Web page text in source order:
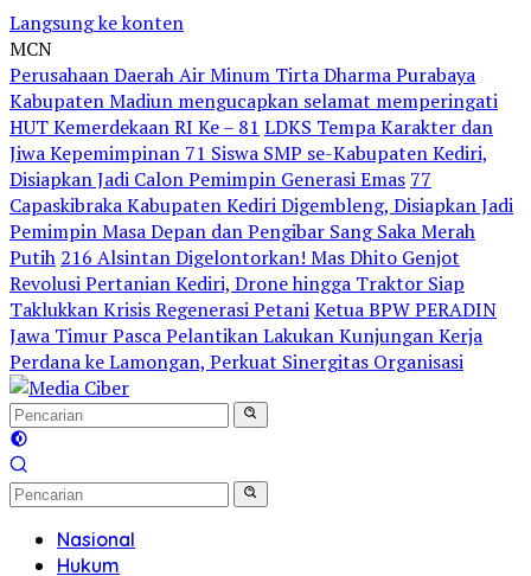
Langsung ke konten
MCN
Perusahaan Daerah Air Minum Tirta Dharma Purabaya
Kabupaten Madiun mengucapkan selamat memperingati
HUT Kemerdekaan RI Ke – 81 LDKS Tempa Karakter dan
Jiwa Kepemimpinan 71 Siswa SMP se-Kabupaten Kediri,
Disiapkan Jadi Calon Pemimpin Generasi Emas 77
Capaskibraka Kabupaten Kediri Digembleng, Disiapkan Jadi
Pemimpin Masa Depan dan Pengibar Sang Saka Merah
Putih 216 Alsintan Digelontorkan! Mas Dhito Genjot
Revolusi Pertanian Kediri, Drone hingga Traktor Siap
Taklukkan Krisis Regenerasi PetaniKetua BPW PERADIN
Jawa Timur Pasca Pelantikan Lakukan Kunjungan Kerja
Perdana ke Lamongan, Perkuat Sinergitas Organisasi
Nasional
Hukum